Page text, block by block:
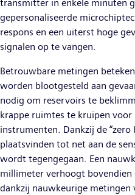
transmitter in enkele minuten
gepersonaliseerde
respons en een uiterst hoge
signalen op te vangen.
Betrouwbare metingen
worden blootgesteld aan
nodig om reservoirs te
krappe ruimtes te kruipen
instrumenten. Dankzij de
plaatsvinden tot net aan de
wordt tegengegaan. Een
millimeter verhoogt bovendien
dankzij nauwkeurige metingen